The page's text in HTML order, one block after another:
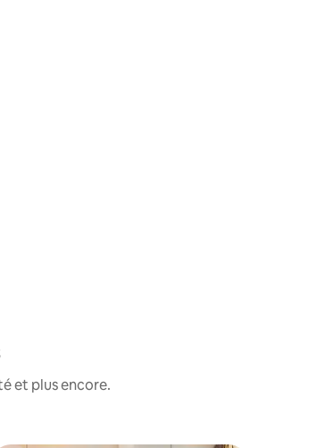
et plus encore.